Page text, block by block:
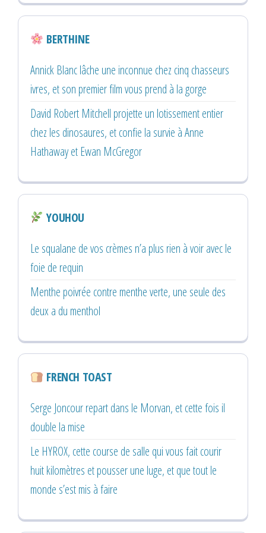
BERTHINE
Annick Blanc lâche une inconnue chez cinq chasseurs
ivres, et son premier film vous prend à la gorge
David Robert Mitchell projette un lotissement entier
chez les dinosaures, et confie la survie à Anne
Hathaway et Ewan McGregor
YOUHOU
Le squalane de vos crèmes n’a plus rien à voir avec le
foie de requin
Menthe poivrée contre menthe verte, une seule des
deux a du menthol
FRENCH TOAST
Serge Joncour repart dans le Morvan, et cette fois il
double la mise
Le HYROX, cette course de salle qui vous fait courir
huit kilomètres et pousser une luge, et que tout le
monde s’est mis à faire